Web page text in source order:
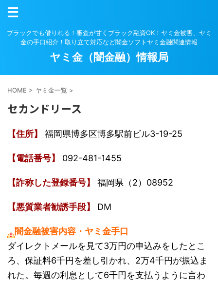
ブラックでも借りれる！審査が甘くブラック融資OK！ヤミ金被害、ヤミ
金の手口紹介！取り立て対応など闇金ソフトヤミ金融関連情報
ヤミ金（闇金融）情報局
HOME > ヤミ金一覧 >
セカンドリース
【住所】 福岡県博多区博多駅前ビル3-19-25
【電話番号】 092-481-1455
【詐称した登録番号】 福岡県（2）08952
【悪質業者勧誘手段】 DM
闇金融被害内容・ヤミ金手口
ダイレクトメールを見て3万円の申込みをしたとこ
ろ、保証料6千円を差し引かれ、2万4千円が振込ま
れた。毎週の利息として6千円を支払うように言わ